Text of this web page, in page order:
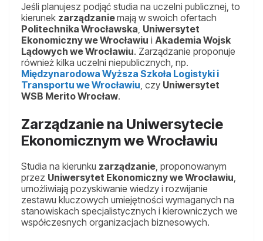
Jeśli planujesz podjąć studia na uczelni publicznej, to
kierunek zarządzaniemają w swoich ofertach
Politechnika Wrocławska, Uniwersytet
Ekonomiczny we Wrocławiu i Akademia Wojsk
Lądowych we Wrocławiu. Zarządzanie proponuje
również kilka uczelni niepublicznych, np.
Międzynarodowa Wyższa Szkoła Logistyki i
Transportu we Wrocławiu, czy Uniwersytet
WSB Merito Wrocław.
Zarządzanie na Uniwersytecie
Ekonomicznym we Wrocławiu
Studia na kierunku zarządzanie, proponowanym
przez Uniwersytet Ekonomiczny we Wrocławiu,
umożliwiają pozyskiwanie wiedzy i rozwijanie
zestawu kluczowych umiejętności wymaganych na
stanowiskach specjalistycznych i kierowniczych we
współczesnych organizacjach biznesowych.